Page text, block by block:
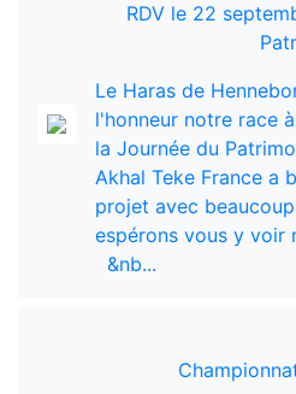
RDV le 22
Le Haras de
l'honneur notre race
la Journée du
Akhal Teke France a
projet avec
espérons vous
&nb...